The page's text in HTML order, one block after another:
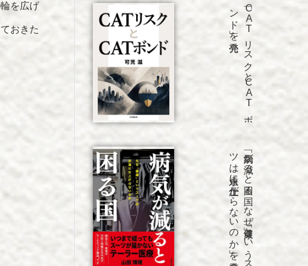
を広げ
おきた 「C
A
T
リ
ス
ク
と
C
A
T
ボ
ン
ド
」を
発売
「病気が
減る
と
困る
国
な
ぜ
「健康」と
い
う
ス
ー
ツ
は
永遠に
仕上が
ら
な
い
の
か
」を
発売